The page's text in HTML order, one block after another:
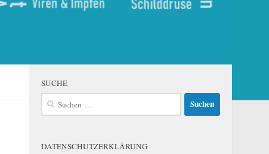
SUCHE
Suchen
DATENSCHUTZERKLÄRUNG